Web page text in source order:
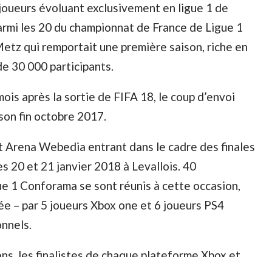
évoluant exclusivement en ligue 1 de
les 20 du championnat de France de Ligue 1
qui remportait une première saison, riche en
30 000 participants.
après la sortie de FIFA 18, le coup d’envoi
fin octobre 2017.
Arena Webedia entrant dans le cadre des finales
20 et 21 janvier 2018 à Levallois. 40
1 Conforama se sont réunis à cette occasion,
– par 5 joueurs Xbox one et 6 joueurs PS4